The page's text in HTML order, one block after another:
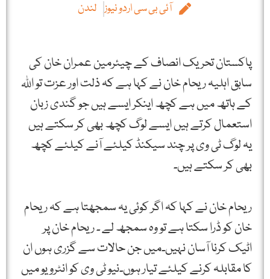
آئی بی سی اردو نیوز لندن
پاکستان تحریک انصاف کے چیئرمین عمران خان کی
سابق اہلیہ ریحام خان نے کہا ہے کہ ذلت اور عزت تو اللہ
کے ہاتھ میں ہے کچھ اینکر ایسے ہیں جو گندی زبان
استعمال کرتے ہیں ایسے لوگ کچھ بھی کر سکتے ہیں
یہ لوگ ٹی وی پر چند سیکنڈ کیلئے آنے کیلئے کچھ
بھی کر سکتے ہیں۔
ریحام خان نے کہا کہ اگر کوئی یہ سمجھتا ہے کہ ریحام
خان کو ڈرا سکتا ہے تو وہ سمجھ لے ۔ ریحام خان پر
اٹیک کرنا آسان نہیں۔میں جن حالات سے گزری ہوں ان
کا مقابلہ کرنے کیلئے تیار ہوں۔نیو ٹی وی کو انٹرویو میں